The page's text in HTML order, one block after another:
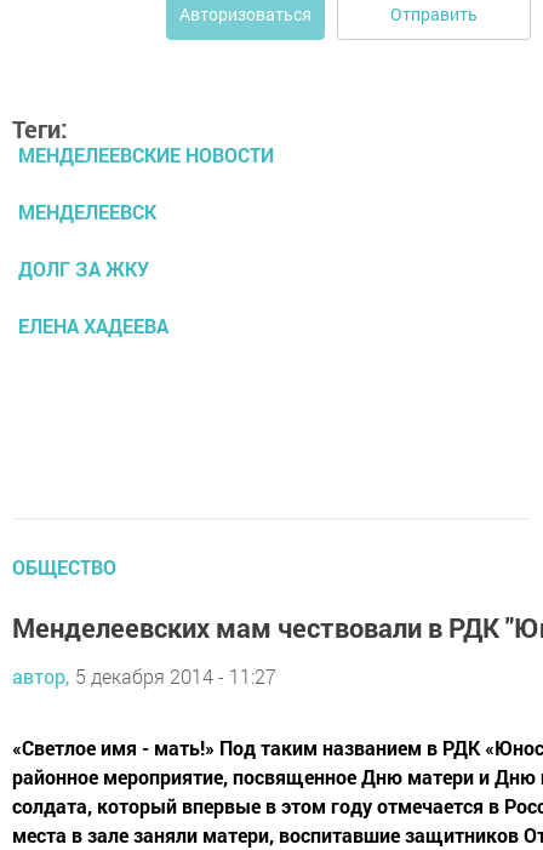
Авторизоваться Отправить
Теги:
МЕНДЕЛЕЕВСКИЕ НОВОСТИ
МЕНДЕЛЕЕВСК
ДОЛГ ЗА ЖКУ
ЕЛЕНА ХАДЕЕВА
ОБЩЕСТВО
Менделеевских мам чествовали в РДК
автор, 5 декабря 2014 - 11:27
«Светлое имя - мать!» Под таким названием в РДК
районное мероприятие, посвященное Дню матери и Дню
солдата, который впервые в этом году отмечается в
места в зале заняли матери, воспитавшие защитников